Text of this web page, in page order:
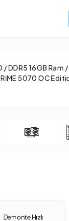
DDR5 16GB Ram /
5070 OC
Demonte Hızlı